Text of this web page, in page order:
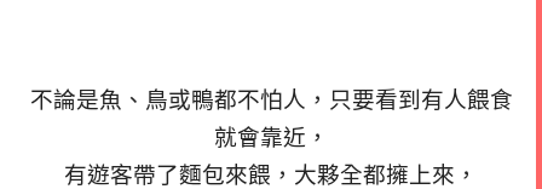
不論是魚、鳥或鴨都不怕人，只要看到有人餵食
就會靠近，
有遊客帶了麵包來餵，大夥全都擁上來，